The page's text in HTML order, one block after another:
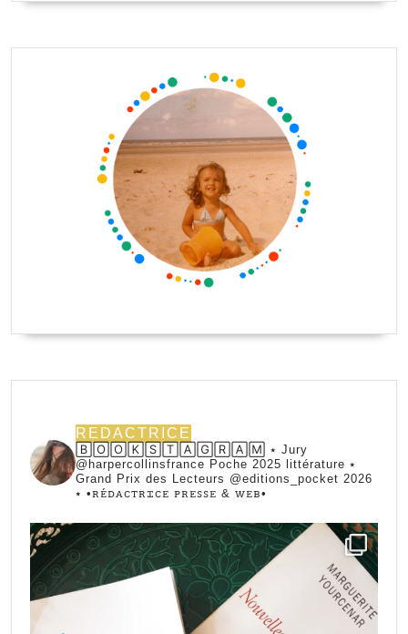
REDACTRICE
🄱🄾🄾🄺🅂🅃🄰🄶🅁🄰🄼 ⭑ Jury
@harpercollinsfrance Poche 2025 littérature ⭑
Grand Prix des Lecteurs @editions_pocket 2026
⭑ •ꭱꭼ́ꭰꭺꮯꭲꭱꮖꮯꭼ ꮲꭱꭼꮪꮪꭼ & ꮃꭼᏼ•